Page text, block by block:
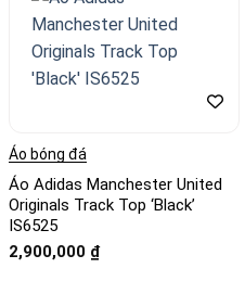
Áo bóng đá
Áo Adidas Manchester United
Originals Track Top ‘Black’
IS6525
2,900,000 ₫